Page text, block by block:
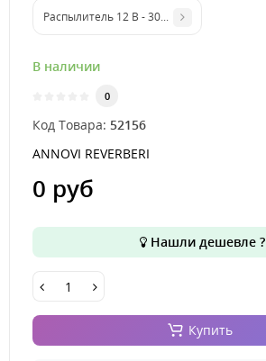
Распылитель 12 В - 30 l арт. 52155
В наличии
0
Код Товара: 52156
ANNOVI REVERBERI
0 руб
Нашли дешевле ?
Купить